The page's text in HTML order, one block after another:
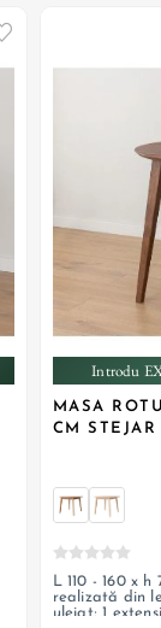
Introdu
MASA
CM
L 110 - 160 x h 74,5 cm; grosime blat 2 cm;
realizată din
uleiat; 1